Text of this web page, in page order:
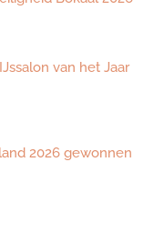
van het Jaar
2026 gewonnen